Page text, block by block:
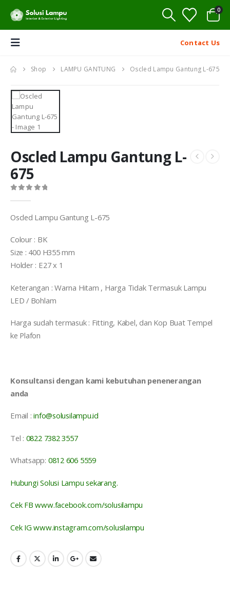
0
Contact Us
Shop LAMPU GANTUNG Oscled Lampu Gantung L-675
Oscled Lampu Gantung L-
675
Oscled Lampu Gantung L-675
Colour : BK
Size : 400 H355 mm
Holder : E27 x 1
Keterangan : Warna Hitam , Harga Tidak Termasuk Lampu
LED / Bohlam
Harga sudah termasuk : Fitting, Kabel, dan Kop Buat Tempel
ke Plafon
Konsultansi dengan kami kebutuhan penenerangan
anda
Email :info@solusilampu.id
Tel : 0822 7382 3557
Whatsapp: 0812 606 5559
Hubungi Solusi Lampu sekarang.
Cek FB www.facebook.com/solusilampu
Cek IG www.instagram.com/solusilampu